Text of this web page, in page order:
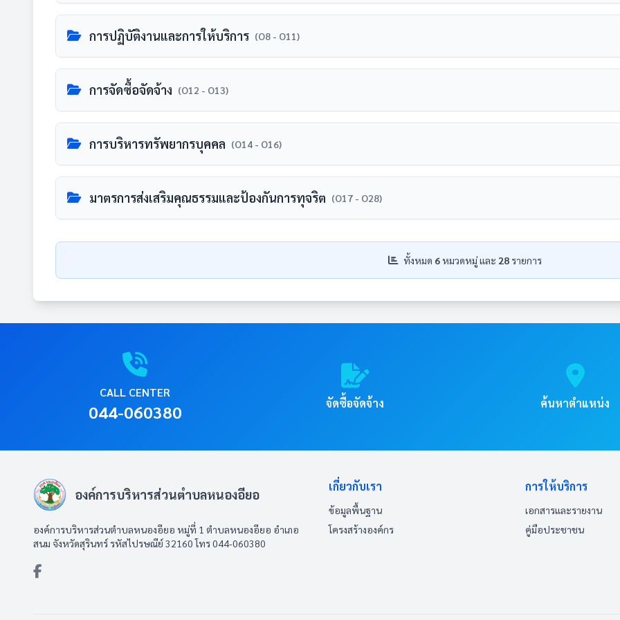
O5 แผนยุทธศาสตร์หรือแผนพัฒนาหน่วยงาน
ยังไม่มีเอกสารหรือลิงก์สำหรับหัวข้อนี้
• แสดงแผนการดำเนินงานตามภารกิจ ของหน่วยงานที่มีระยะมากกว่า 1 ปี ที่มีรายละเอียดอย่างน้อยประกอบด้วย
(1) ยุทธศาสตร์หรือแนวทาง
(2) เป้าหมาย
• เป็นแผนที่มีระยะเวลาบังคับใช้ ครอบคลุมปี พ.ศ. 2568
แผนและความก้าวหน้าในการดำเนินงานและการใช้จ่ายงบประมาณประจำปี พ.ศ.2568
รายละเอียด:
• แสดงแผนการดำเนินงานตามภารกิจ ของหน่วยงานประจําปี พ.ศ. 2568 ที่มีรายละเอียด อย่างน้อยประกอบด้วย
(1) โครงการหรือกิจกรรม
(3) ระยะเวลาในการดำเนินงานแต่ละโครงการหรือกิจกรรม
• แสดงผลความก้าวหน้าในการดำเนินงานตามแผนการดำเนินงานประจําปี พ.ศ. 2568 ข้อมูล ณ วันที่ 31 มีนาคม
(1) ผลการดำเนินงานของ แต่ละโครงการหรือกิจกรรม
ยังไม่มีเอกสารหรือลิงก์สำหรับหัวข้อนี้
การปฏิบัติงานและการให้บริการ (O8 - O11)
O8 คู่มือหรือแนวทางการปฏิบัติงานของเจ้าหน้าที่
ยังไม่มีเอกสารหรือลิงก์สำหรับหัวข้อนี้
• แสดงคู่มือหรือแนวทางการปฏิบัติงานที่เจ้าหน้าที่ของหน่วยงานใช้ยึดถือปฏิบัติให้เป็นมาตรฐานเดียวกัน* ที่มีราย
(1) ชื่องาน
(2) วิธีการขั้นตอนการปฏิบัติงาน
(3) ระยะเวลาที่ใช้ในการปฏิบัติงาน
* กรณีมีองค์กรกลางที่มีหน้าที่กำหนดมาตรฐานการปฏิบัติในเรื่องนั้น หน่วยงานสามารถนำข้อมูลดังกล่าวเผยแพร่
ยังไม่มีเอกสารหรือลิงก์สำหรับหัวข้อนี้
รายละเอียด:
แต่ละงาน อย่างน้อยประกอบด้วย
(2) วิธีการขั้นตอนการขอรับบริการ
(3) ระยะเวลาที่ใช้ในการขอรับบริการ
(4) ช่องทางให้บริการ เช่น สถานที่ ส่วนงานที่รับผิดชอบ
E-Service One Stop Service
การจัดซื้อจัดจ้าง (O12 - O13)
O12 รายการการจัดซื้อจัดจ้างหรือการจัดหาพัสดุและความก้าวหน้าการจัดซื้อจัดจ้างหรือการจัดหาพัสดุ
ยังไม่มีเอกสารหรือลิงก์สำหรับหัวข้อนี้
แสดงรายการการจัดซื้อจัดจ้างฯ ของหน่วยงานในประเภทงบรายจ่ายหมวดงบลงทุนที่จะมีการดำเนินการในปี พ.ศ.
แสดงความก้าวหน้าการจัดซื้อจัดจ้างฯ ของหน่วยงานในประเภทงบรายจ่ายหมวดงบลงทุนที่มีการลงนามในสัญญา
เป็นข้อมูลการจัดซื้อจัดจ้างฯ ในปี พ.ศ. 2568
O13 รายงานสรุปผลการจัดซื้อจัดจ้างหรือการจัดหาพัสดุประจําปี พ.ศ.2567
ยังไม่มีเอกสารหรือลิงก์สำหรับหัวข้อนี้
รายละเอียด:
การบริหารทรัพยากรบุคคล (O14 - O16)
O14 แผนการบริหารและพัฒนาทรัพยากรบุคคล
๐ แสดงแผนการพัฒนาทรัพยากรบุคคลซึ่งบังคับใช้ในปี พ.ศ. 2568 ที่มีรายละเอียดอย่าง
น้อยประกอบด้วย
(1)โครงการหรือกิจกรรมการพัฒนาทรัพยากรบุคคล
(2) งบประมาณแต่ละโครงการหรือกิจกรรมการพัฒนาทรัพยากรบุคคล**
รายงานผลการบริหารและพัฒนาทรัพยากรบุคคลประจําปี พ.ศ.2567
รายละเอียด:
มาตรการส่งเสริมคุณธรรมและป้องกันการทุจริต (O17 - O28)
รายละเอียด:
• แสดงคู่มือหรือแนวทางการดำเนินการต่อเรื่องร้องเรียนการทุจริตและประพฤติมิชอบของ
เจ้าหน้าที่ของหน่วยงาน ที่มีรายละเอียดอย่างน้อยประกอบด้วย
(1) รายละเอียดของข้อมูลที่ผู้ร้องควรรู้เพื่อใช้ในการร้องเรียน เช่น ชื่อ-สกุล ของผู้ถูกร้อง
ช่วงเวลาการกระทำความผิด พฤติการณ์การทุจริตและประพฤติมิชอบ
(2) ช่องทางแจ้งเรื่องร้องเรียนการทุจริตและประพฤติมิชอบ
(4) ส่วนงานที่รับผิดชอบ
ช่องทางการแจ้งเรื่องร้องเรียนการทุจริตและประพฤติมิชอบ
ยังไม่มีเอกสารหรือลิงก์สำหรับหัวข้อนี้
ทั้งหมด 6 หมวดหมู่ และ 28 รายการ
CALL CENTER
044-060380 จัดซื้อจัดจ้าง ค้นหาตำแหน่ง
องค์การบริหารส่วนตำบลหนองอียอ
องค์การบริหารส่วนตำบลหนองอียอ หมู่ที่ 1 ตำบลหนองอียอ อำเภอ
สนม จังหวัดสุรินทร์ รหัสไปรษณีย์ 32160 โทร 044-060380
เกี่ยวกับเรา
ข้อมูลพื้นฐาน
โครงสร้างองค์กร
การให้บริการ
เอกสารและรายงาน
คู่มือประชาชน